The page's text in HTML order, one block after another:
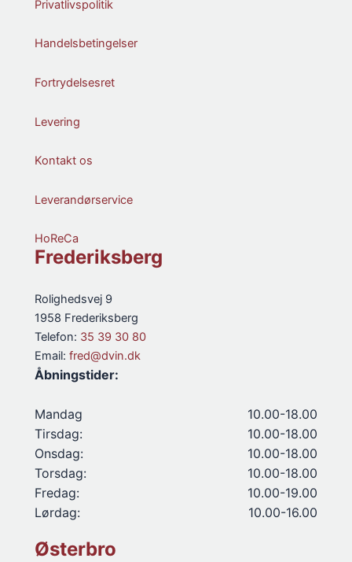
Privatlivspolitik
Handelsbetingelser
Fortrydelsesret
Levering
Kontakt os
Leverandørservice
HoReCa
Frederiksberg
Rolighedsvej 9
1958 Frederiksberg
Telefon: 35 39 30 80
Email: fred@dvin.dk
Åbningstider:
Mandag
10.00-18.00
Tirsdag:
10.00-18.00
Onsdag:
10.00-18.00
Torsdag:
10.00-18.00
Fredag:
10.00-19.00
Lørdag:
10.00-16.00
Østerbro